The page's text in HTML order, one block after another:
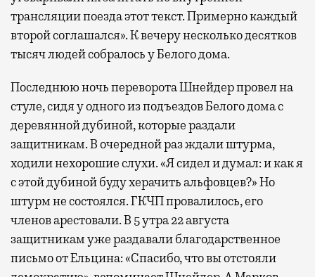
трансляции поезда этот текст. Примерно каждый
второй соглашался». К вечеру несколько десятков
тысяч людей собралось у Белого дома.
Последнюю ночь переворота Шнейдер провел на
стуле, сидя у одного из подъездов Белого дома с
деревянной дубиной, которые раздали
защитникам. В очередной раз ждали штурма,
ходили нехорошие слухи. «Я сидел и думал: и как я
с этой дубиной буду херачить альфовцев?» Но
штурм не состоялся. ГКЧП провалилось, его
членов арестовали. В 5 утра 22 августа
защитникам уже раздавали благодарственное
письмо от Ельцина: «Спасибо, что вы отстояли